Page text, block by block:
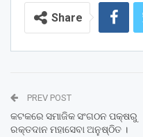
Share
PREV POST
କଟକରେ ସମାଜିକ ସଂଗଠନ ପକ୍ଷରୁ
ରକ୍ତଦାନ ମହାସେବା ଅନୁଷ୍ଠିତ ।